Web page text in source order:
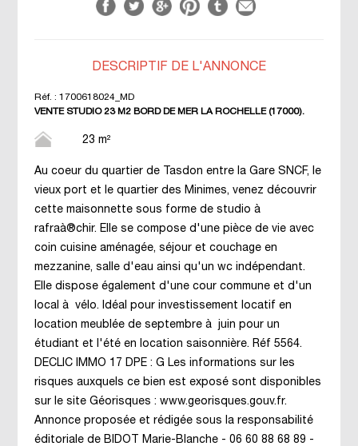
DESCRIPTIF DE L'ANNONCE
Réf. : 1700618024_MD
VENTE STUDIO 23 M2 BORD DE MER LA ROCHELLE (17000).
23 m²
Au coeur du quartier de Tasdon entre la Gare SNCF, le
vieux port et le quartier des Minimes, venez découvrir
cette maisonnette sous forme de studio à
rafraà®chir. Elle se compose d'une pièce de vie avec
coin cuisine aménagée, séjour et couchage en
mezzanine, salle d'eau ainsi qu'un wc indépendant.
Elle dispose également d'une cour commune et d'un
local à vélo. Idéal pour investissement locatif en
location meublée de septembre à juin pour un
étudiant et l'été en location saisonnière. Réf 5564.
DECLIC IMMO 17 DPE : G Les informations sur les
risques auxquels ce bien est exposé sont disponibles
sur le site Géorisques : www.georisques.gouv.fr.
Annonce proposée et rédigée sous la responsabilité
éditoriale de BIDOT Marie-Blanche - 06 60 88 68 89 -